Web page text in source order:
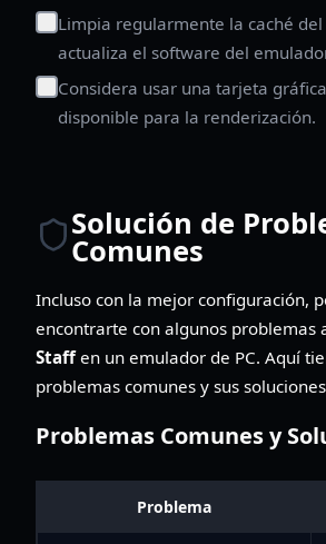
Limpia regularmente la caché
actualiza el software del
Considera usar una tarjeta
disponible para la renderización.
Solución de
Comunes
Incluso con la mejor configuración,
encontrarte con algunos problemas
Staffen un emulador de PC. Aquí
problemas comunes y sus
Problemas Comunes y
Problema